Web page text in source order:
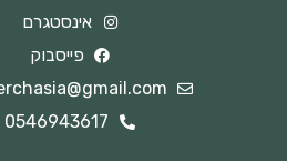
אינסטגרם
פייסבוק
0546943617